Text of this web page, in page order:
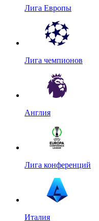
Лига Европы
Лига чемпионов
Англия
Лига конференций
Италия